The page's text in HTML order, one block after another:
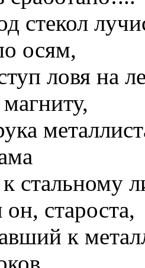
стекол
осям,
ловя на
стальному
староста,
к